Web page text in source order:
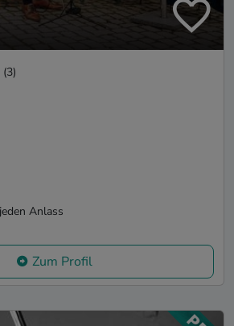
(3)
Anlass
Zum Profil